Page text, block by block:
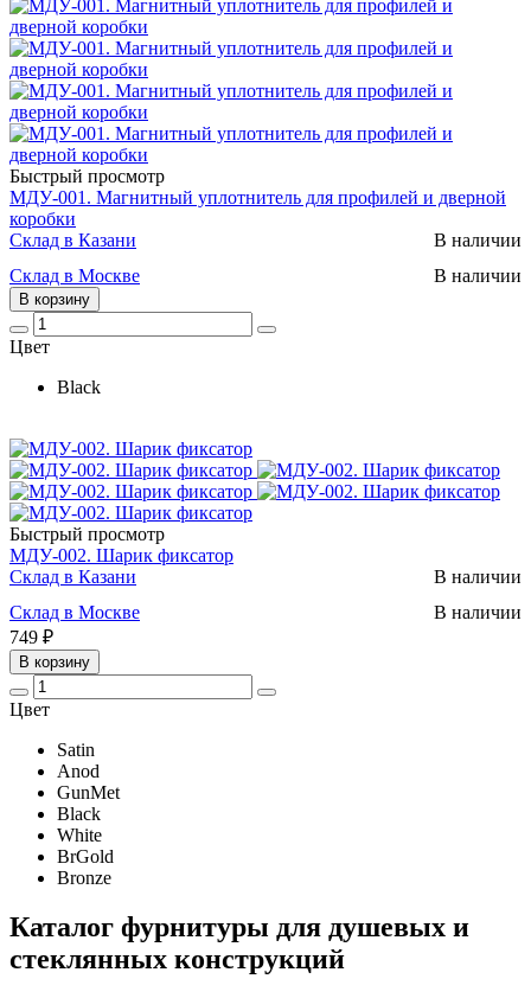
Быстрый просмотр
МДУ-001. Магнитный уплотнитель для профилей и дверной
коробки
Склад в Казани
В наличии
Склад в Москве
В наличии
В корзину
Цвет
Black
Быстрый просмотр
МДУ-002. Шарик фиксатор
Склад в Казани
В наличии
Склад в Москве
В наличии
749 ₽
В корзину
Цвет
Satin
Anod
GunMet
Black
White
BrGold
Bronze
Каталог фурнитуры для душевых и
стеклянных конструкций